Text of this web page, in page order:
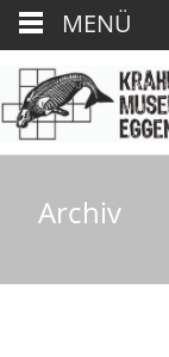
Archiv
MENÜ